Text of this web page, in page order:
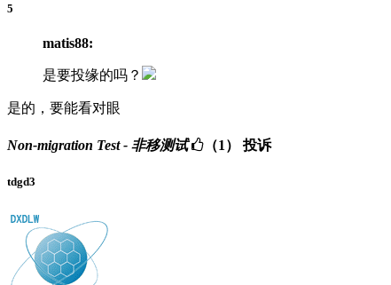
5
matis88:
是要投缘的吗？
是的，要能看对眼
Non-migration Test - 非移测试 （1） 投诉
tdgd3